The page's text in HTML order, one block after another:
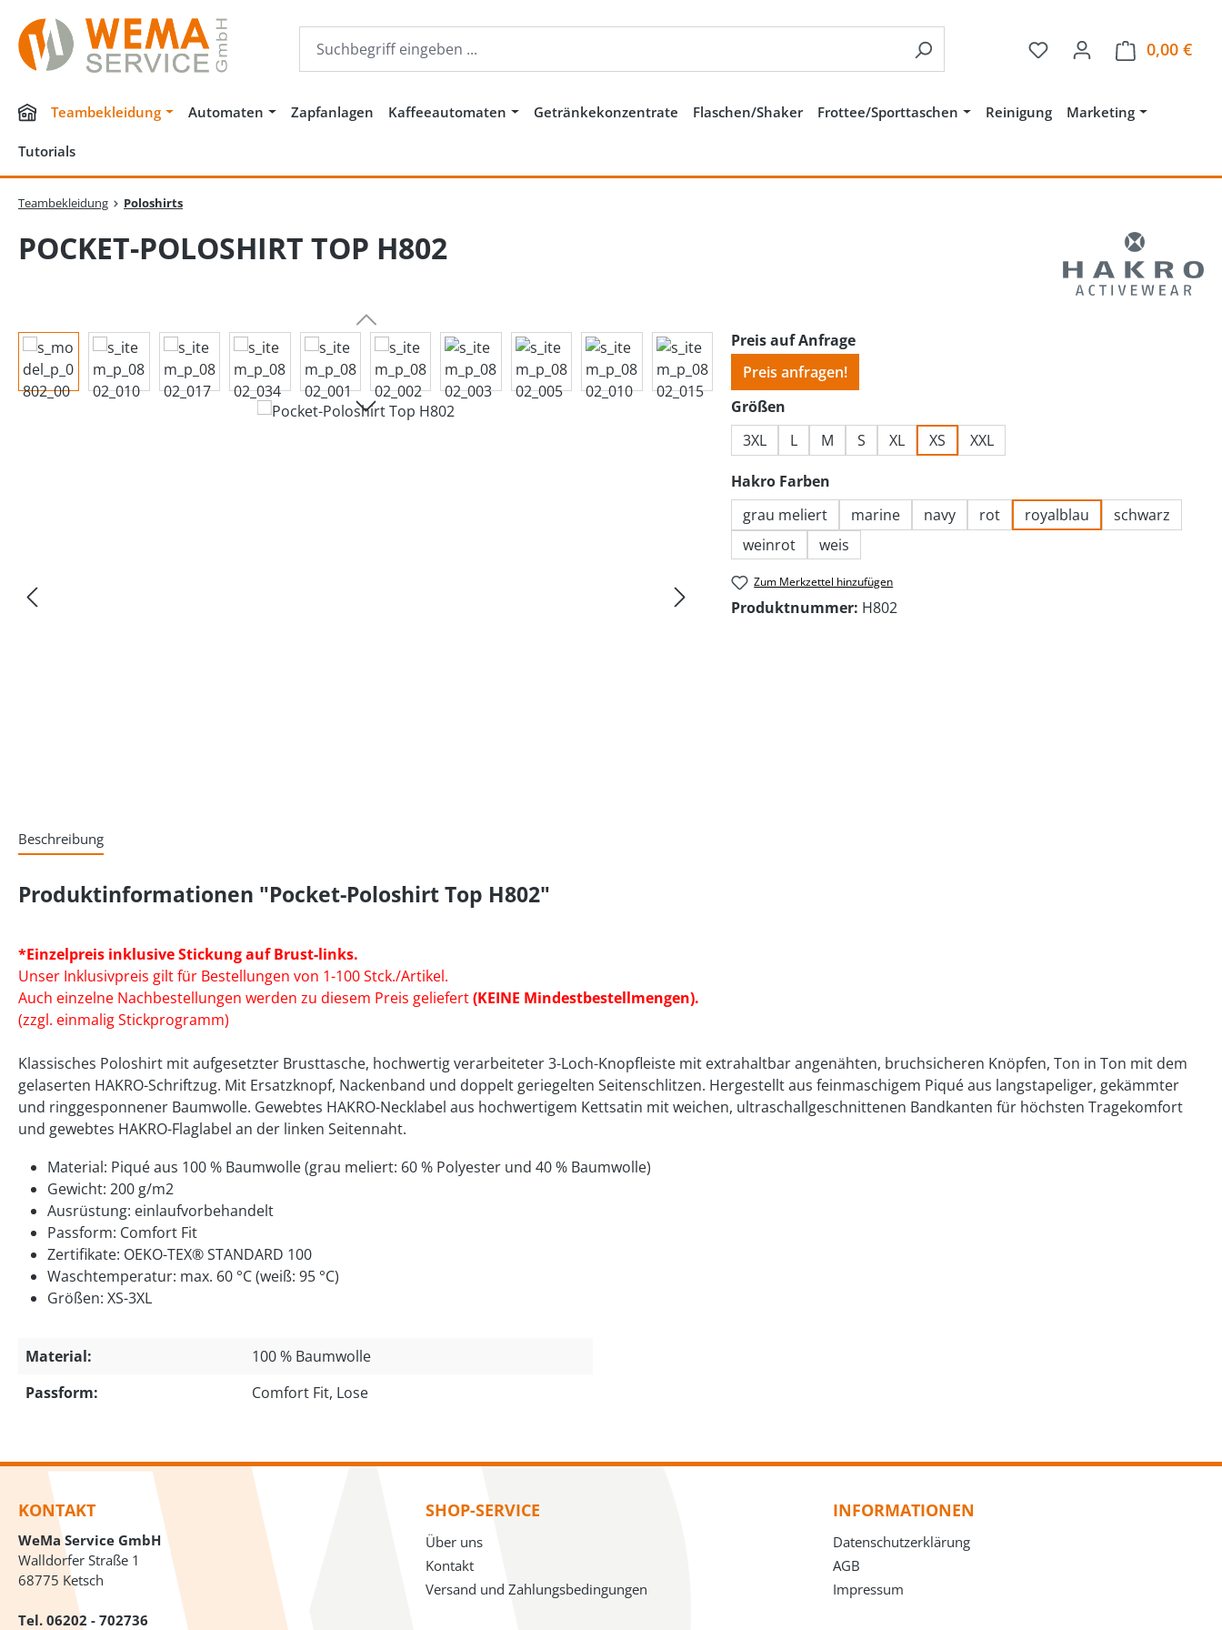
Hauptinhalt springen
Zur Suche springen
Zur Hauptnavigation springen
Du hast 0 Produkte auf
0,00 €
Teambekleidung Automaten Zapfanlagen Kaffeeautomaten Getränkekonzentrate Flaschen/Shaker Frottee/Sporttaschen Reinigung Marketing
Tutorials
Teambekleidung Poloshirts
POCKET-POLOSHIRT TOP H802
Bildergalerie überspringen
Preis auf Anfrage
Preis anfragen!
Größen
3XL
L M S XL XS XXL
Hakro Farben
grau meliert
marine navy rot royalblau
schwarz
weinrot
weis
Zum Merkzettel hinzufügen
Produktnummer: H802
Beschreibung
Produktinformationen "Pocket-Poloshirt Top H802"
*Einzelpreis inklusive Stickung auf Brust-links.
Unser Inklusivpreis gilt für Bestellungen von 1-100 Stck./Artikel.
Auch einzelne Nachbestellungen werden zu diesem Preis geliefert(KEINE Mindestbestellmengen).
(zzgl. einmalig Stickprogramm)
Klassisches Poloshirt mit aufgesetzter Brusttasche, hochwertig verarbeiteter 3-Loch-Knopfleiste mit extrahaltbar angenähten, bruchsicheren Knöpfen, Ton in Ton mit dem
gelaserten HAKRO-Schriftzug. Mit Ersatzknopf, Nackenband und doppelt geriegelten Seitenschlitzen. Hergestellt aus feinmaschigem Piqué aus langstapeliger, gekämmter
und ringgesponnener Baumwolle. Gewebtes HAKRO-Necklabel aus hochwertigem Kettsatin mit weichen, ultraschallgeschnittenen Bandkanten für höchsten Tragekomfort
und gewebtes HAKRO-Flaglabel an der linken Seitennaht.
Material: Piqué aus 100 % Baumwolle (grau meliert: 60 % Polyester und 40 % Baumwolle)
Gewicht: 200 g/m2
Ausrüstung: einlaufvorbehandelt
Passform: Comfort Fit
Zertifikate: OEKO-TEX® STANDARD 100
Waschtemperatur: max. 60 °C (weiß: 95 °C)
Größen: XS-3XL
Material:
100 % Baumwolle
Passform:
Comfort Fit, Lose
KONTAKT
WeMa Service GmbH
Walldorfer Straße 1
68775 Ketsch
Tel. 06202 - 702736
SHOP-SERVICE
Über uns
Kontakt
Versand und Zahlungsbedingungen
INFORMATIONEN
Datenschutzerklärung
AGB
Impressum